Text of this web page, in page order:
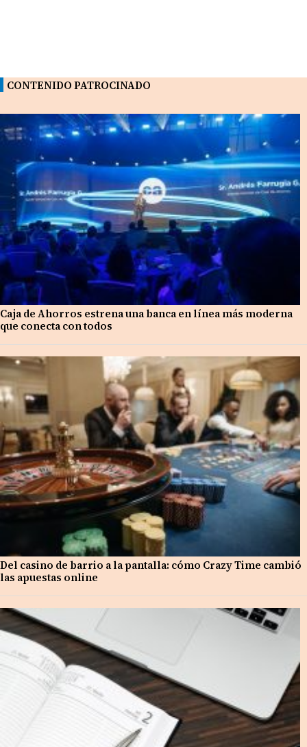
CONTENIDO PATROCINADO
Caja de Ahorros estrena una banca en línea más moderna
que conecta con todos
Del casino de barrio a la pantalla: cómo Crazy Time cambió
las apuestas online